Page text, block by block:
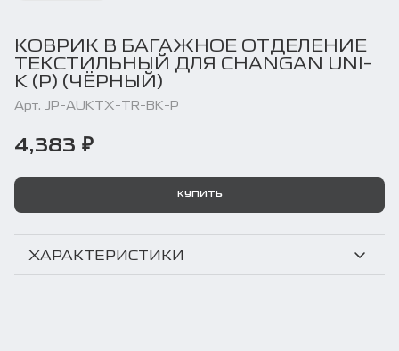
КОВРИК В БАГАЖНОЕ ОТДЕЛЕНИЕ
ТЕКСТИЛЬНЫЙ ДЛЯ CHANGAN UNI-
K (P) (ЧЁРНЫЙ)
Арт. JP-AUKTX-TR-BK-P
4,383 ₽
КУПИТЬ
ХАРАКТЕРИСТИКИ